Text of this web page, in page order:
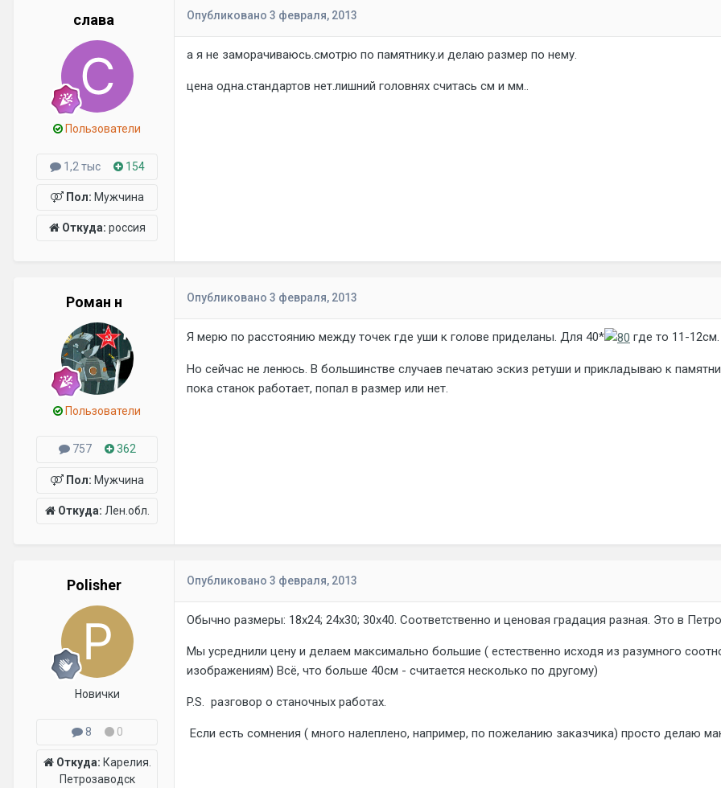
слава
Пользователи
1,2 тыс 154
Пол: Мужчина
Откуда: россия
Опубликовано 3 февраля, 2013
а я не заморачиваюсь.смотрю по памятнику.и делаю размер по нему.
цена одна.стандартов нет.лишний головнях считась см и мм..
Роман н
Пользователи
757 362
Пол: Мужчина
Откуда: Лен.обл.
Опубликовано 3 февраля, 2013
Я мерю по расстоянию между точек где уши к голове приделаны. Для 40* где то 11-
Но сейчас не ленюсь. В большинстве случаев печатаю эскиз ретуши и прикладываю к
пока станок работает, попал в размер или нет.
Polisher
Новички
8 0
Откуда: Карелия.
Петрозаводск
Опубликовано 3 февраля, 2013
Обычно размеры: 18х24; 24х30; 30х40. Соответственно и ценовая градация разная. Это в
Мы усреднили цену и делаем максимально большие ( естественно исходя из разумного
изображениям) Всё, что больше 40см - считается несколько по другому)
P.S. разговор о станочных работах.
Если есть сомнения ( много налеплено, например, по пожеланию заказчика) просто делаю